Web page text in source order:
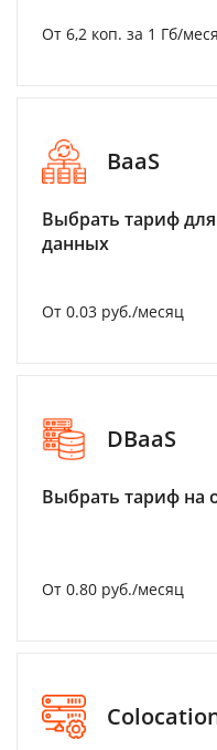
От 6,2 коп. за 1 Гб/
BaaS
Выбрать тариф
данных
От 0.03 руб./месяц
DBaaS
Выбрать тариф на
От 0.80 руб./месяц